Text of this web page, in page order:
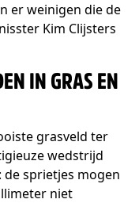
er weinigen die de
Kim Clijsters
IN GRAS EN
grasveld ter
wedstrijd
sprietjes mogen
niet